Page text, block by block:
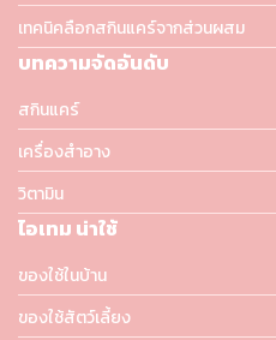
เทคนิคลือกสกินแคร์จากส่วนผสม
บทความจัดอันดับ
สกินแคร์
เครื่องสำอาง
วิตามิน
ไอเทม น่าใช้
ของใช้ในบ้าน
ของใช้สัตว์เลี้ยง